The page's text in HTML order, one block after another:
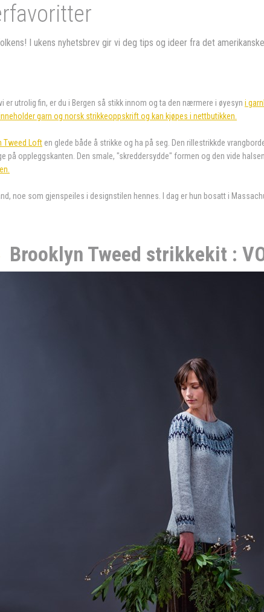
I ukens nyhetsbrev gir vi deg tips og ideer fra det
er utrolig fin, er du i Bergen så stikk innom og ta den nærmere i øyesyn i
garn og norsk strikkeoppskrift og kan kjøpes i nettbutikken.
Tweed Loft en glede både å strikke og ha på seg. Den rillestrikkde
oppleggskanten. Den smale, "skreddersydde" formen og den vide
noe som gjenspeiles i designstilen hennes. I dag er hun bosatt i
Brooklyn Tweed strikkekit :